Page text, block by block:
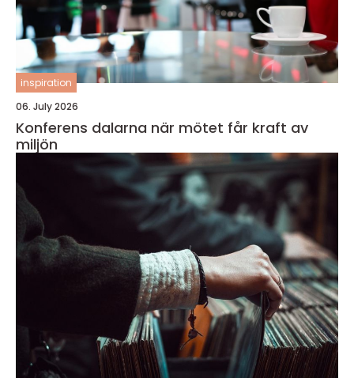
inspiration
06. July 2026
Konferens dalarna när mötet får kraft av
miljön